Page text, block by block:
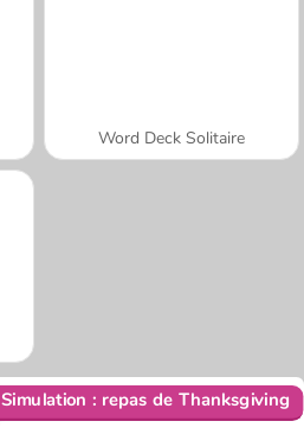
Word Deck Solitaire
Simulation : repas de Thanksgiving